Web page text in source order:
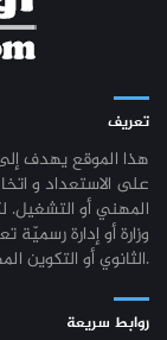
تعريف
هذا الموقع يهدف
على الاستعداد و
المهني أو
وزارة أو إدارة
الثانوي أو التكوين المهني أو التشغيل.
روابط سريعة